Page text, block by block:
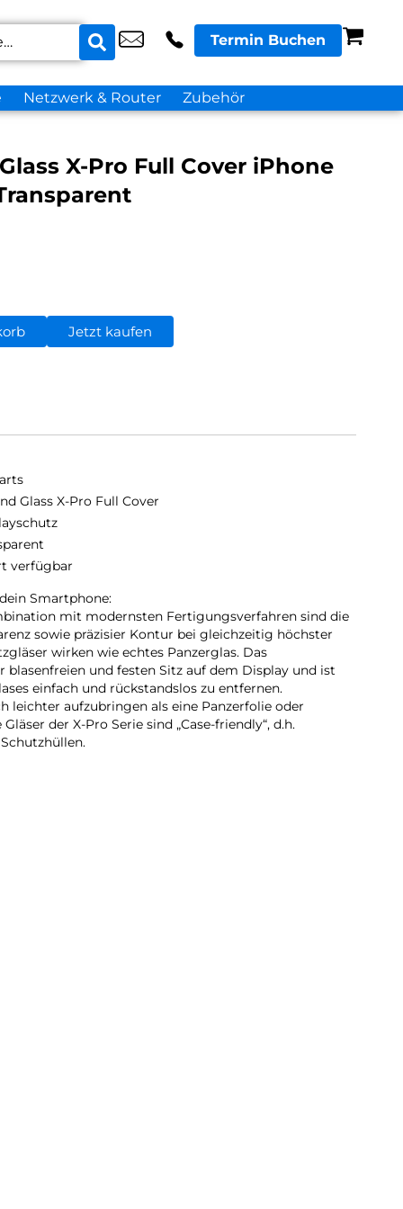
Termin Buchen
Netzwerk & Router Zubehör
X-Pro Full Cover iPhone
Jetzt kaufen
Glass X-Pro Full Cover
verfügbar
Smartphone:
mit modernsten Fertigungsverfahren sind die
sowie präzisier Kontur bei gleichzeitig höchster
wirken wie echtes Panzerglas. Das
und festen Sitz auf dem Display und ist
einfach und rückstandslos zu entfernen.
leichter aufzubringen als eine Panzerfolie oder
der X-Pro Serie sind „Case-friendly“, d.h.
sind davon überzeugt, dass Jeder die